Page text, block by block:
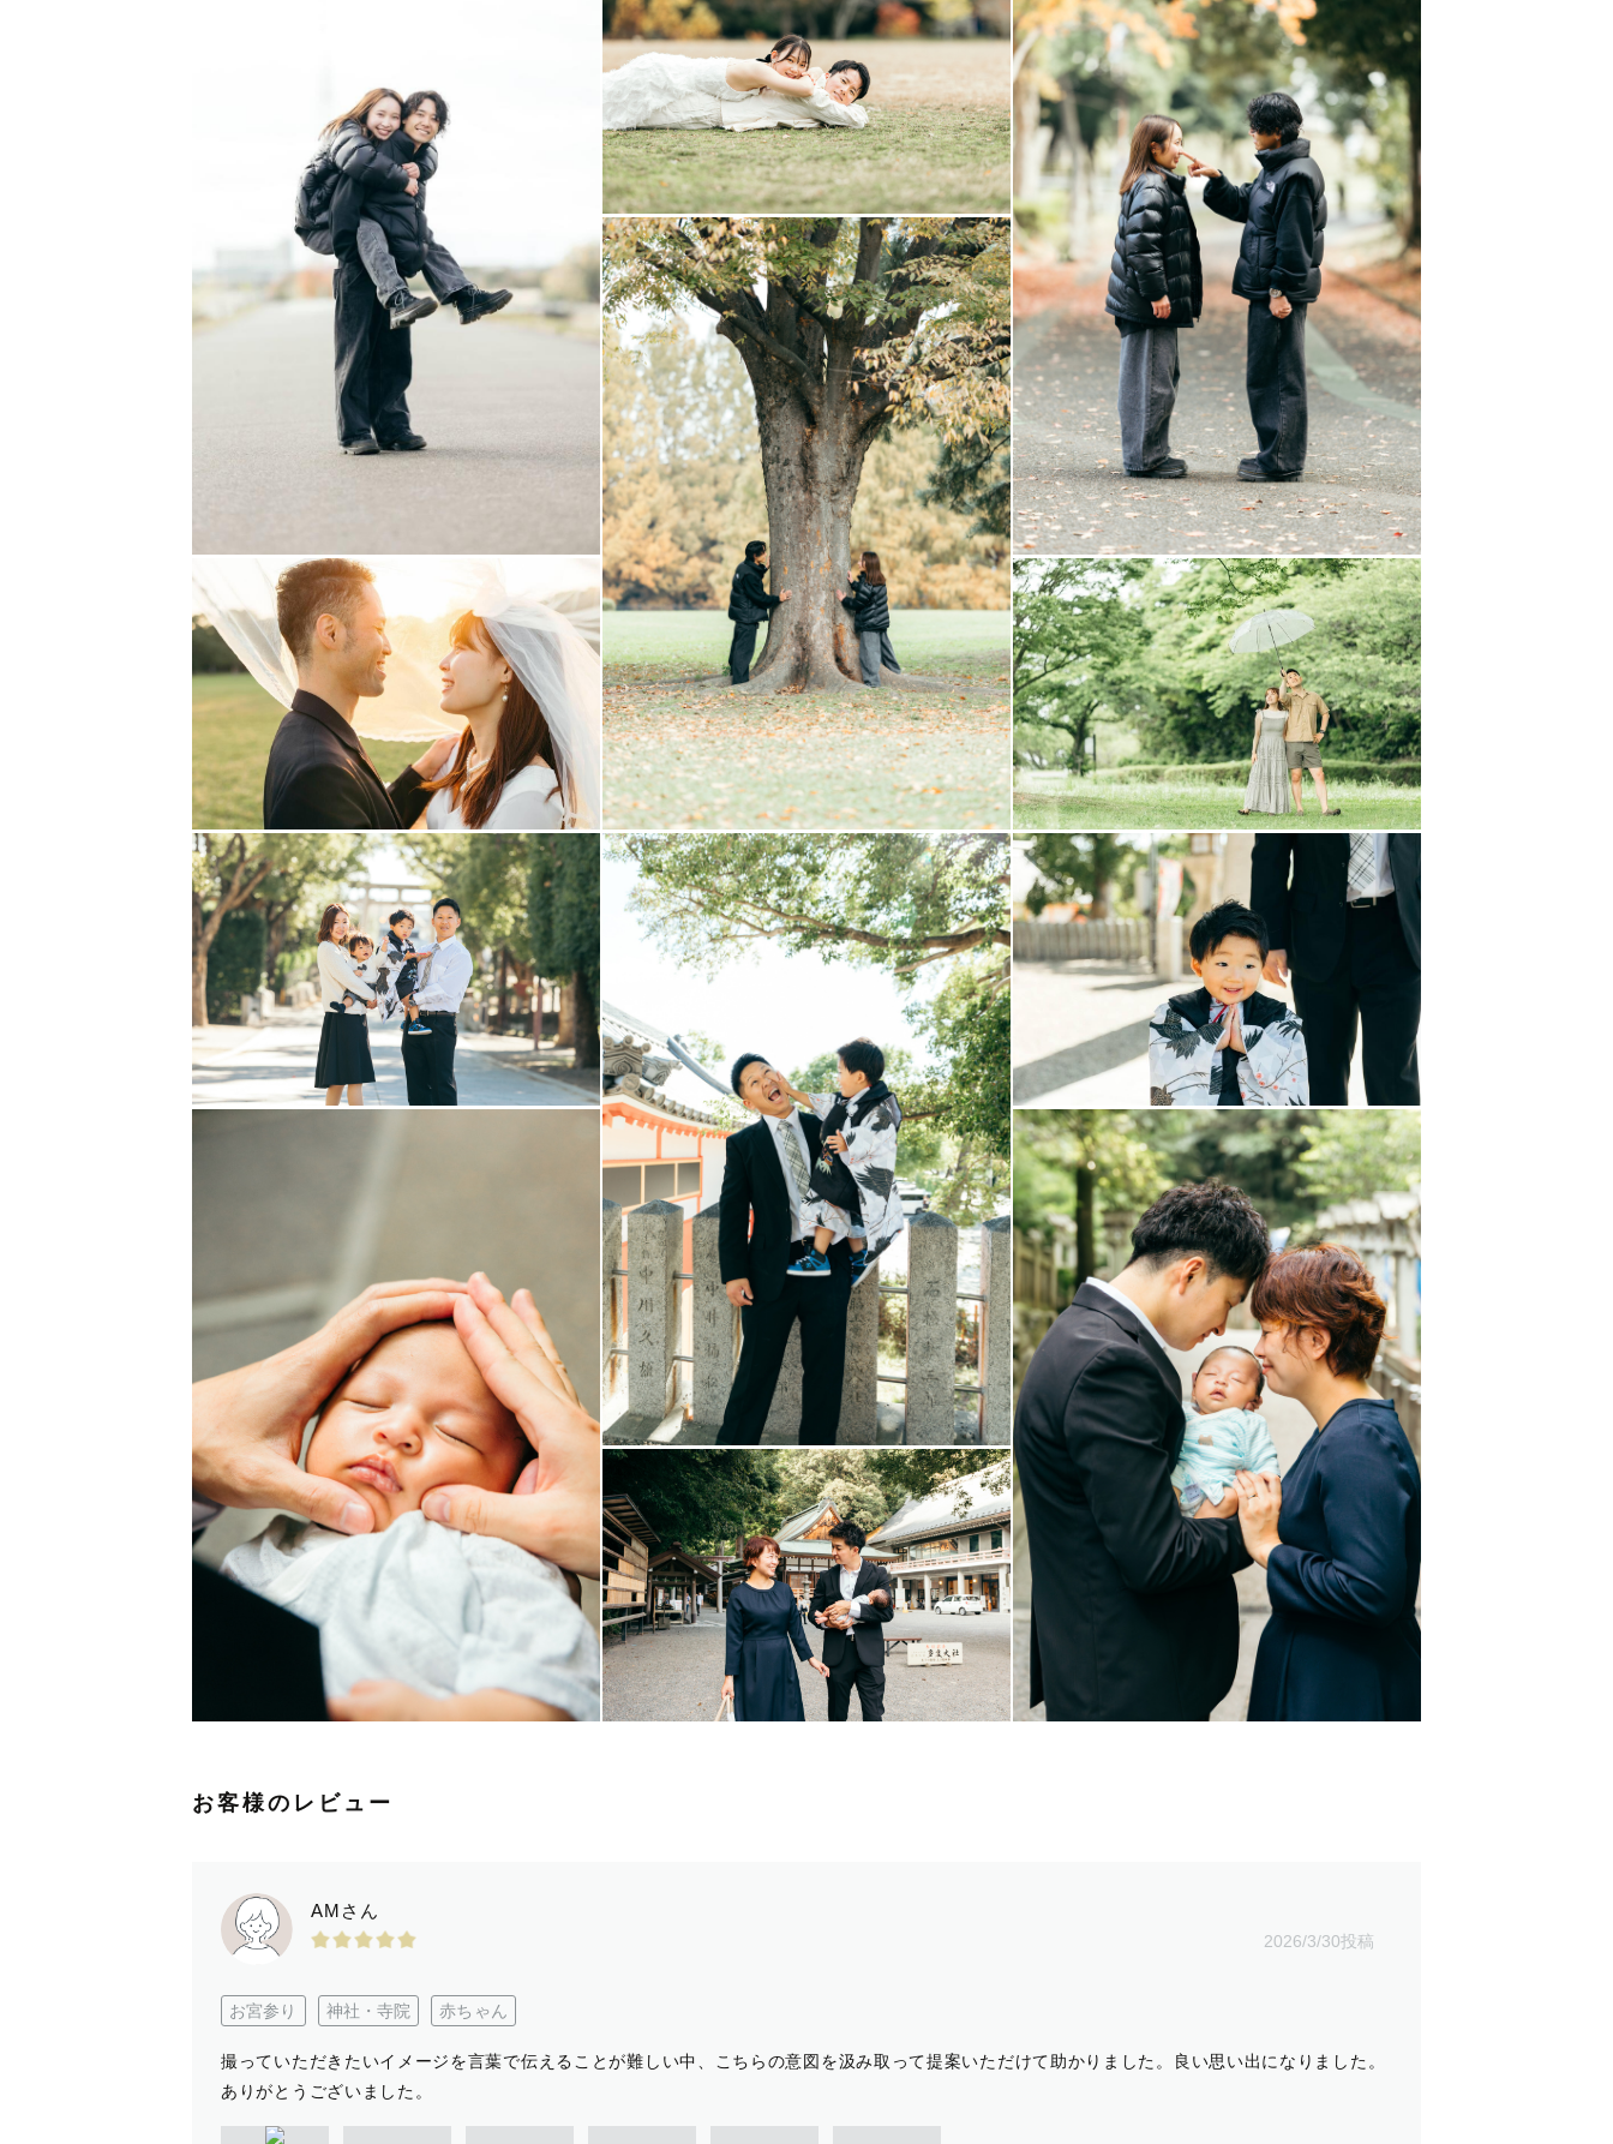
三重在住のため、メインは【三重】で撮影させていただきます。
その他、【愛知、滋賀】を中心に撮影していますが、ご相談により全国に撮影にお伺いいたします📷
撮影プランに交通費3000円は含まれていますが、上記エリア内でも交通費往復3,000円を超える場合は、別途交通費を頂く場
合がありますがご了承下さい。
▶︎注意とお願い◀︎
⚫︎撮影人数の変更がある場合は、事前のご連絡をお願い致します。１枠のご依頼が１０名様を超える場合はオプションが必要に
なるので必ずご連絡して下さい。
撮影は商用撮影となりますので、撮影許可書申請が必要な場合はゲスト様に申請をお願いしております。
また、撮影場所の利用料金等につきましても、ゲスト様にご負担いただいておりますので予めご了承ください。
◀︎打ち合わせ▶︎
撮影ってとても緊張するし、何をしたらいいの？自分がそうでした😂
撮影に向けて不安なことも多いと思いますが、事前に「こんな写真を撮りたい」など皆さまの想いやご要望をお聞かせくださ
い。ご希望があればZOOMを使って撮影前にお顔合わせをいたします。
皆さまのお話や『好き』をたくさんお聞かせ頂き、撮影がより楽しいモノに出来たらと思っております！！！
最後に
スケジュールが△や✕の日でも対応可能になる場合がございます！
撮影に関するご質問などお気軽にお問い合わせください。
皆様にお会いできるのを心から楽しみにしています。
お客様のレビュー
AMさん
2026/3/30投稿
お宮参り 神社・寺院 赤ちゃん
撮っていただきたいイメージを言葉で伝えることが難しい中、こちらの意図を汲み取って提案いただけて助かりました。良い思い出になりました。
ありがとうございました。